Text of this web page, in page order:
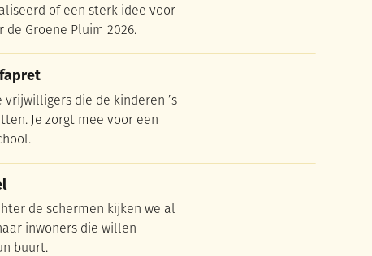
of een sterk idee voor
Groene Pluim 2026.
die de kinderen ’s
Je zorgt mee voor een
de schermen kijken we al
inwoners die willen
buurt.